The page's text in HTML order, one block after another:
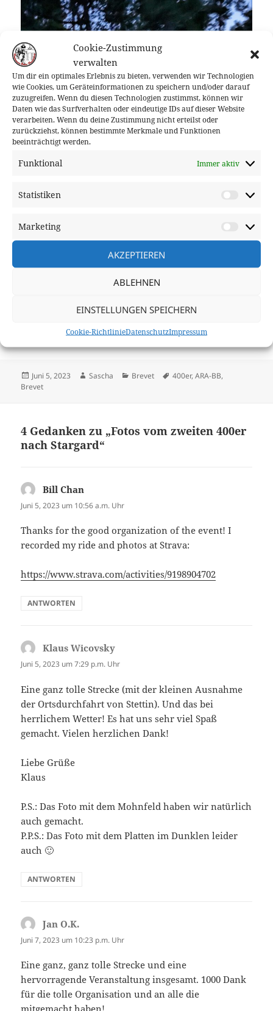
Cookie-Zustimmung
verwalten
Um dir ein optimales Erlebnis zu bieten, verwenden wir Technologien
wie Cookies, um Geräteinformationen zu speichern und/oder darauf
zuzugreifen. Wenn du diesen Technologien zustimmst, können wir
Daten wie das Surfverhalten oder eindeutige IDs auf dieser Website
verarbeiten. Wenn du deine Zustimmung nicht erteilst oder
zurückziehst, können bestimmte Merkmale und Funktionen
beeinträchtigt werden.
Funktional Immer aktiv
Statistiken
Marketing
AKZEPTIEREN
ABLEHNEN
EINSTELLUNGEN SPEICHERN
Cookie-RichtlinieDatenschutzImpressum
Veröffentlicht
am
Juni 5, 2023 Autor
Sascha Kategorien
Brevet Schlagwörter
400er,ARA-BB,
Brevet
4 Gedanken zu „Fotos vom zweiten 400er
nach Stargard“
Bill Chan
Juni 5, 2023 um 10:56 a.m. Uhr
Thanks for the good organization of the event! I
recorded my ride and photos at Strava:
https://www.strava.com/activities/9198904702
ANTWORTEN
Klaus Wicovsky
Juni 5, 2023 um 7:29 p.m. Uhr
Eine ganz tolle Strecke (mit der kleinen Ausnahme
der Ortsdurchfahrt von Stettin). Und das bei
herrlichem Wetter! Es hat uns sehr viel Spaß
gemacht. Vielen herzlichen Dank!
Liebe Grüße
Klaus
P.S.: Das Foto mit dem Mohnfeld haben wir natürlich
auch gemacht.
P.P.S.: Das Foto mit dem Platten im Dunklen leider
auch 🙂
ANTWORTEN
Jan O.K.
Juni 7, 2023 um 10:23 p.m. Uhr
Eine ganz, ganz tolle Strecke und eine
hervorragende Veranstaltung insgesamt. 1000 Dank
für die tolle Organisation und an alle die
mitgemacht haben!